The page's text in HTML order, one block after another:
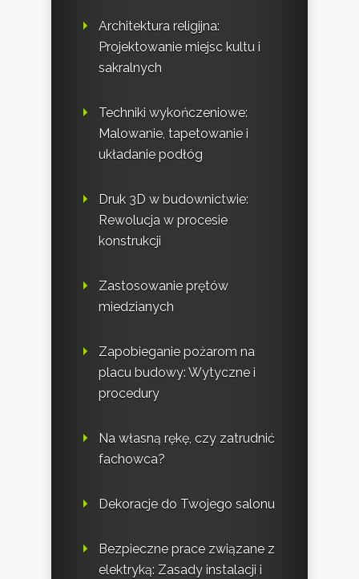
Architektura religijna:
Projektowanie miejsc kultu i
sakralnych
Techniki wykończeniowe:
Malowanie, tapetowanie i
układanie podłóg
Druk 3D w budownictwie:
Rewolucja w procesie
konstrukcji
Zastosowanie prętów
miedzianych
Zapobieganie pożarom na
placu budowy: Wytyczne i
procedury
Na własną rękę, czy zatrudnić
fachowca?
Dekoracje do Twojego salonu
Bezpieczne prace związane z
elektryką: Zasady instalacji i